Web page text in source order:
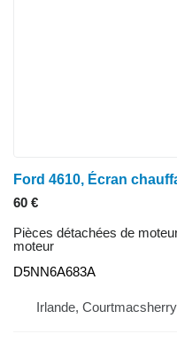
60 €
Pièces détachées de
moteur
D5NN6A683A
Irlande, Courtmacsherry